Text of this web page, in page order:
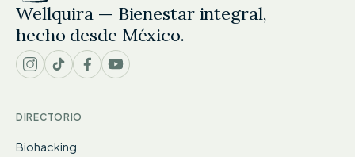
Wellquira — Bienestar integral,
hecho desde México.
DIRECTORIO
Biohacking